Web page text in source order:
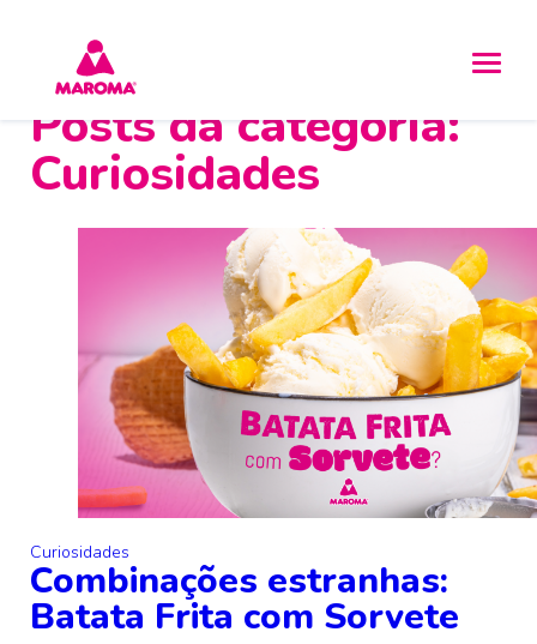
Posts da categoria:
Curiosidades
Curiosidades
Combinações estranhas:
Batata Frita com Sorvete